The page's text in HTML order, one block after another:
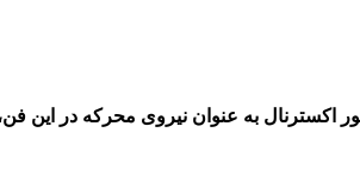
اکسترنال به عنوان نیروی محرکه در این